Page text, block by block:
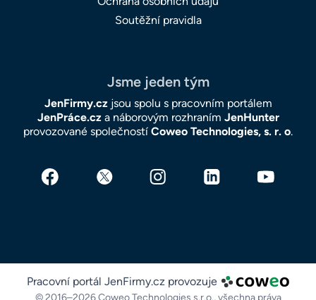
Soutěžní pravidla
Jsme jeden tým
JenFirmy.czjsou spolu s pracovním portálem
JenPráce.cza náborovým rozhraním JenHunter
provozované společností Coweo Technologies, s. r. o.
Pracovní portál JenFirmy.cz provozuje